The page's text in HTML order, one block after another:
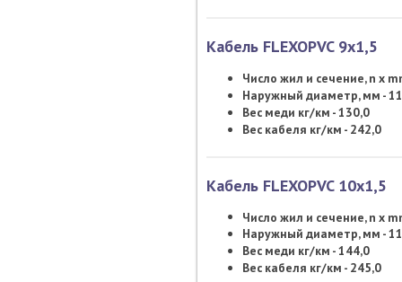
Кабель FLEXOPVC 9х1,5
Число жил и сечение, n x
Наружный диаметр, мм -
Вес меди кг/км - 130,0
Вес кабеля кг/км - 242,0
Кабель FLEXOPVC 10х1,5
Число жил и сечение, n x
Наружный диаметр, мм -
Вес меди кг/км - 144,0
Вес кабеля кг/км - 245,0